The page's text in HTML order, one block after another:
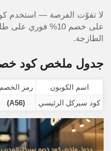
لا تفوّت الفرصة — استخدم
على خصم 10% فوري
الطازجة.
جدول ملخص كود
اسم الكوبون رمز الخصم
كود سيركل الرئيسي
(A56)